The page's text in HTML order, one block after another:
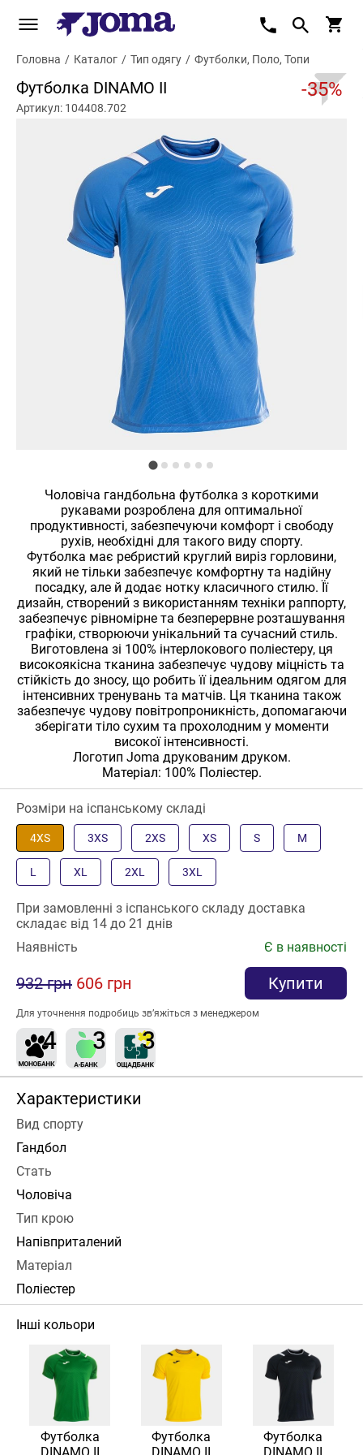
Головна / Каталог / Тип одягу / Футболки, Поло, Топи
Футболка DINAMO II -35%
Артикул: 104408.702
Чоловіча гандбольна футболка з короткими
рукавами розроблена для оптимальної
продуктивності, забезпечуючи комфорт і свободу
рухів, необхідні для такого виду спорту.
Футболка має ребристий круглий виріз горловини,
який не тільки забезпечує комфортну та надійну
посадку, але й додає нотку класичного стилю. Її
дизайн, створений з використанням техніки раппорту,
забезпечує рівномірне та безперервне розташування
графіки, створюючи унікальний та сучасний стиль.
Виготовлена ​​зі 100% інтерлокового поліестеру, ця
високоякісна тканина забезпечує чудову міцність та
стійкість до зносу, що робить її ідеальним одягом для
інтенсивних тренувань та матчів. Ця тканина також
забезпечує чудову повітропроникність, допомагаючи
зберігати тіло сухим та прохолодним у моменти
високої інтенсивності.
Логотип Joma друкованим друком.
Матеріал: 100% Поліестер.
Розміри на іспанському складі
4XS 3XS 2XS XS S M
L XL 2XL 3XL
При замовленні з іспанського складу доставка
складає від 14 до 21 днів
Наявність
Є в наявності
932 грн 606 грн Купити
Для уточнення подробиць зв’яжіться з менеджером
Характеристики
Вид спорту
Гандбол
Стать
Чоловіча
Тип крою
Напівприталений
Матеріал
Поліестер
Інші кольори
Футболка
Футболка
Футболка